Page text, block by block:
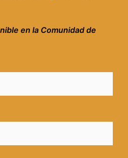
en la Comunidad de